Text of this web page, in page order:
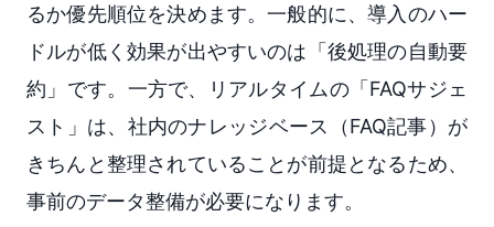
るか優先順位を決めます。一般的に、導入のハー
ドルが低く効果が出やすいのは「後処理の自動要
約」です。一方で、リアルタイムの「FAQサジェ
スト」は、社内のナレッジベース（FAQ記事）が
きちんと整理されていることが前提となるため、
事前のデータ整備が必要になります。